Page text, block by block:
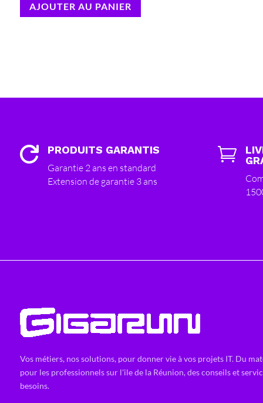
AJOUTER AU PANIER
 PRODUITS GARANTIS
Garantie 2 ans en standard
Extension de garantie 3 ans

Vos métiers, nos solutions, pour donner vie à vos projets IT. Du
pour les professionnels sur l'ile de la Réunion, des conseils et
besoins.